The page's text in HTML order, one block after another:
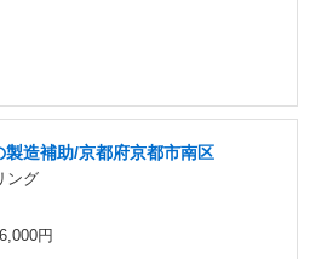
造補助/京都府京都市南区
ング
円